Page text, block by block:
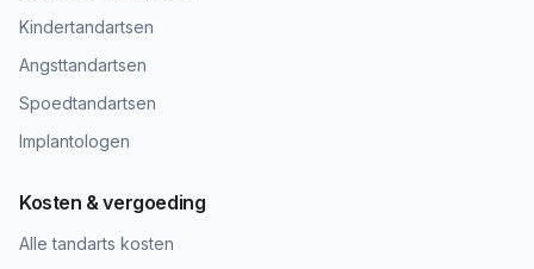
Kindertandartsen
Angsttandartsen
Spoedtandartsen
Implantologen
Kosten & vergoeding
Alle tandarts kosten